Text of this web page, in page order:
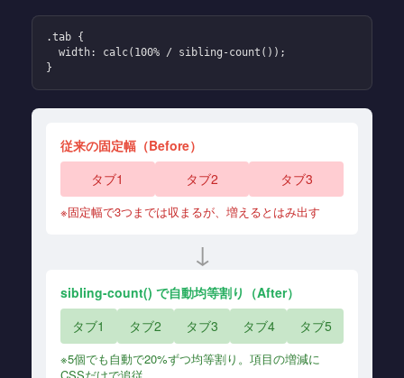
.tab {
}
従来の固定幅（Before）
タブ1
タブ2 タブ3
※固定幅で3つまでは収まるが、増えるとはみ出す
↓
sibling-count() で自動均等割り（After）
タブ1
タブ2 タブ3 タブ4 タブ5
※5個でも自動で20%ずつ均等割り。項目の増減に
CSSだけで追従